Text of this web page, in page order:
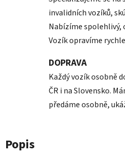
invalidních vozíků,
Nabízíme spolehlivý,
Vozík opravíme
DOPRAVA
Každý vozík osobně
ČR i na Slovensko.
předáme osobně,
Popis